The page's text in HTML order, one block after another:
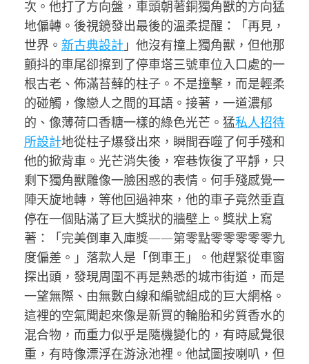
次。他打了方向盤，車頭朝著銅獨角獸的方向猛
地偏轉。後視鏡發出最後的溫柔提醒：「再見，
世界。 新古典設計 」他沒有撞上獨角獸，但他那
顫抖的車尾卻擦到了停車塔三號車位入口處的一
根古老、佈滿苔蘚的柱子。不是撞擊，而是輕柔
的碰觸，像戀人之間的耳語。接著，一道濃郁
的、像薄荷口香糖一樣的綠色光芒。猛私人招待
所設計地從柱子爆發出來，瞬間吞噬了何手殘和
他的掀背車。光芒消失後，窄巷恢復了平靜，只
剩下獨角獸雕像一臉困惑的表情。何手殘感覺一
陣天旋地轉，等他回過神來，他的車子竟然垂直
停在一個貼滿了巨大獎狀的牆壁上。獎狀上寫
著：「完美倒車入庫獎——第零點零零零零零九
度偏差。」落款人是「倒車王」。他趕緊從車窗
探出頭，發現周圍不再是熟悉的城市街道，而是
一望無際、由無數白線和編號組成的巨大網格。
這裡的空氣聞起來像是新買的輪胎和劣質香水的
混合物，而重力似乎是隨機變化的，有時感覺很
重，有時像漂浮在游泳池裡。他試圖按喇叭，但